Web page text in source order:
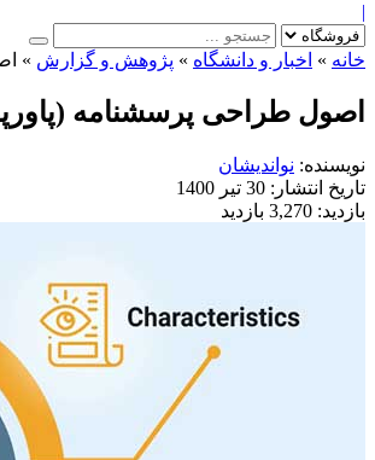
|
خانه » اخبار و دانشگاه » پژوهش و گزارش »
اصول طراحی پرسشنامه
نویسنده: نواندیشان
تاریخ انتشار: 30 تیر 1400
بازدید: 3,270 بازدید